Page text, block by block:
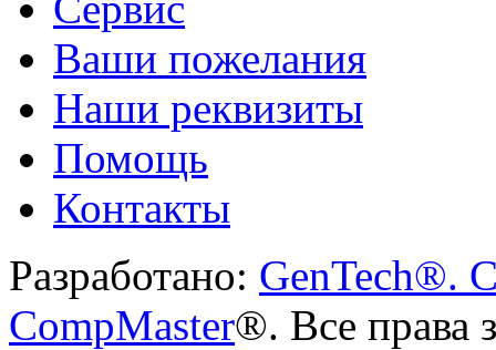
Ваши пожелания
Наши реквизиты
Помощь
Контакты
Разработано: GenTech®.
CompMaster®. Все права